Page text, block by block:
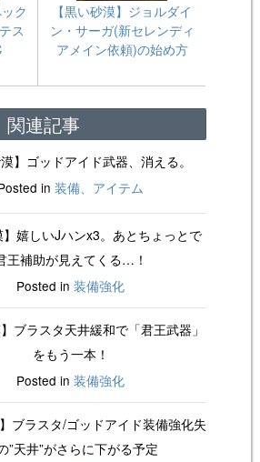
ク
ス
【黒い砂漠】ジョルダイ
ン・サーガ(新セレンディ
アメイン依頼)の始め方
関連記事
漠】ゴッドアイド武器、消える。
in 装備、アイテム
】嬉しいJハンx3。あとちょっとで
王補助が見えてくる…！
Posted in 装備強化
】ブラスタ天井緩和で「君王武器」
をもう一本！
Posted in 装備強化
】ブラスタ/ゴッドアイド装備強化失
”天井”がさらに下がる予定